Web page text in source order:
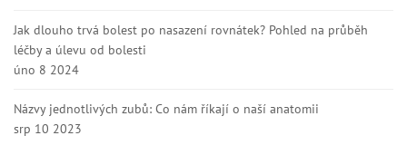
Jak dlouho trvá bolest po nasazení rovnátek? Pohled na průběh
léčby a úlevu od bolesti
úno 8 2024
Názvy jednotlivých zubů: Co nám říkají o naší anatomii
srp 10 2023